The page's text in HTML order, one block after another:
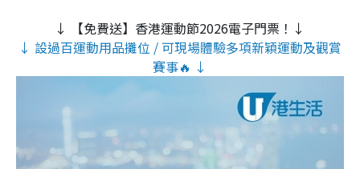
↓ 【免費送】香港運動節2026電子門票！↓
↓ 設過百運動用品攤位 / 可現場體驗多項新穎運動及觀賞
賽事🔥 ↓